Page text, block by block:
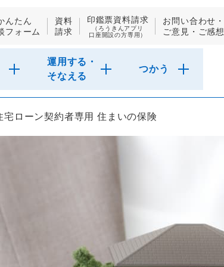
んたん
フォーム
資料
請求
印鑑票資料請求
（ろうきんアプリ
口座開設の方専用）
お問い合わせ・
ご意見・ご感想
運用する・
そなえる
つかう
宅ローン契約者専用 住まいの保険